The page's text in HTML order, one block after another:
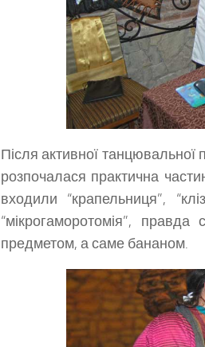
Після активної
розпочалася практична
входили “крапельниця”,
“мікрогаморотомія”,
предметом, а саме бананом.